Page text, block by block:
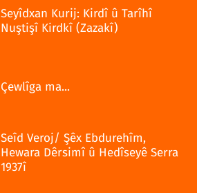
Seyîdxan Kurij: Kirdî û Tarîhî
Nuştişî Kirdkî (Zazakî)
Çewlîga ma...
Seîd Veroj/ Şêx Ebdurehîm,
Hewara Dêrsimî û Hedîseyê Serra
1937î